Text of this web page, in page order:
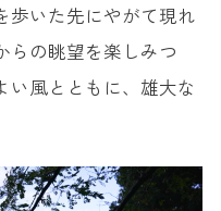
歩いた先にやがて現れ
らの眺望を楽しみつ
い風とともに、雄大な